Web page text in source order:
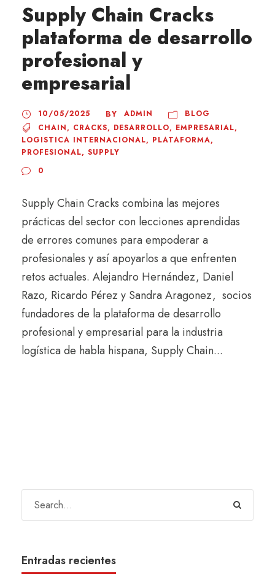
Supply Chain Cracks
plataforma de desarrollo
profesional y
empresarial
10/05/2025 BY ADMIN
BLOG
CHAIN, CRACKS, DESARROLLO, EMPRESARIAL,
LOGISTICA INTERNACIONAL, PLATAFORMA,
PROFESIONAL, SUPPLY
0
Supply Chain Cracks combina las mejores
prácticas del sector con lecciones aprendidas
de errores comunes para empoderar a
profesionales y así apoyarlos a que enfrenten
retos actuales. Alejandro Hernández, Daniel
Razo, Ricardo Pérez y Sandra Aragonez, socios
fundadores de la plataforma de desarrollo
profesional y empresarial para la industria
logística de habla hispana, Supply Chain...
Entradas recientes